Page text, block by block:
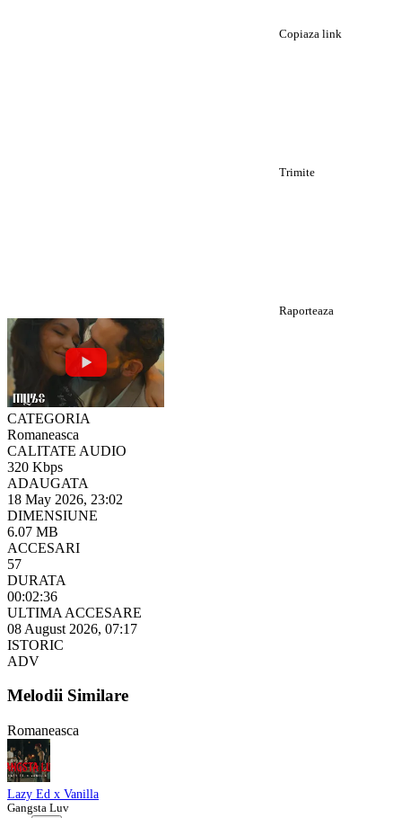
Copiaza link
Trimite
Raporteaza
CATEGORIA
Romaneasca
CALITATE AUDIO
320 Kbps
ADAUGATA
18 May 2026, 23:02
DIMENSIUNE
6.07 MB
ACCESARI
57
DURATA
00:02:36
ULTIMA ACCESARE
08 August 2026, 07:17
ISTORIC
ADV
Melodii Similare
Romaneasca
Lazy Ed x Vanilla
Gangsta Luv